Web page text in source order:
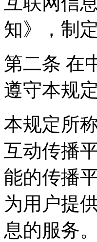
知》，制
第二条 在
遵守本规定
本规定所
互动传播
能的传播
为用户提
息的服务。